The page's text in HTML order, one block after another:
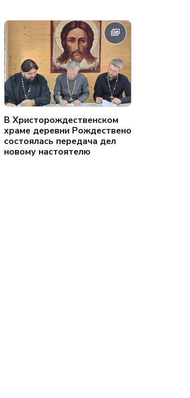
В Христорождественском
храме деревни Рождествено
состоялась передача дел
новому настоятелю